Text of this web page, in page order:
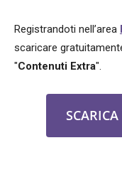
Registrandoti nell’area
scaricare
"Contenuti Extra".